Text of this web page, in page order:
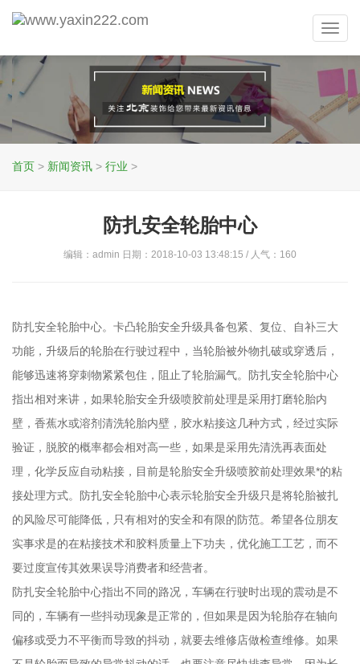
首页 > 新闻资讯 > 行业 >
防扎安全轮胎中心
编辑：admin 日期：2018-10-03 13:48:15 / 人气： 160
防扎安全轮胎中心。卡凸轮胎安全升级具备包紧、复位、自补三大
功能，升级后的轮胎在行驶过程中，当轮胎被外物扎破或穿透后，
能够迅速将穿刺物紧紧包住，阻止了轮胎漏气。防扎安全轮胎中心
指出相对来讲，如果轮胎安全升级喷胶前处理是采用打磨轮胎内
壁，香蕉水或溶剂清洗轮胎内壁，胶水粘接这几种方式，经过实际
验证，脱胶的概率都会相对高一些，如果是采用先清洗再表面处
理，化学反应自动粘接，目前是轮胎安全升级喷胶前处理效果*的粘
接处理方式。防扎安全轮胎中心表示轮胎安全升级只是将轮胎被扎
的风险尽可能降低，只有相对的安全和有限的防范。希望各位朋友
实事求是的在粘接技术和胶料质量上下功夫，优化施工工艺，而不
要过度宣传其效果误导消费者和经营者。
防扎安全轮胎中心指出不同的路况，车辆在行驶时出现的震动是不
同的，车辆有一些抖动现象是正常的，但如果是因为轮胎存在轴向
偏移或受力不平衡而导致的抖动，就要去维修店做检查维修。如果